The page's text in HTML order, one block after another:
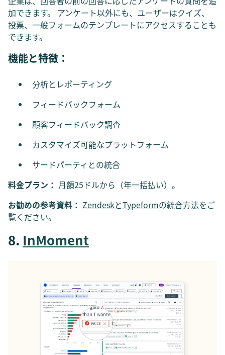
加できます。 アンケート以外にも、ユーザーはクイズ、
投票、一般フォームのテンプレートにアクセスすることも
できます。
機能と特徴：
分析とレポーティング
フィードバックフォーム
顧客フィードバック調査
カスタマイズ可能なプラットフォーム
サードパーティとの統合
料金プラン： 月額25ドルから（年一括払い）。
お勧めの参考資料： ZendeskとTypeformの統合方法をご
覧ください。
8. InMoment